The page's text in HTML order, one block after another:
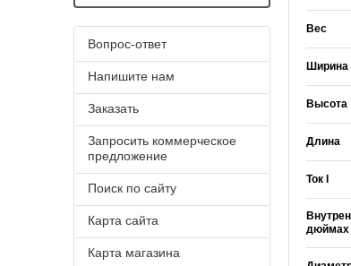
Вес
Ширина
Высота
Длина
Ток I
дюймах
Вопрос-ответ
Напишите нам
Заказать
Запросить коммерческое
предложение
Поиск по сайту
Карта сайта
Карта магазина